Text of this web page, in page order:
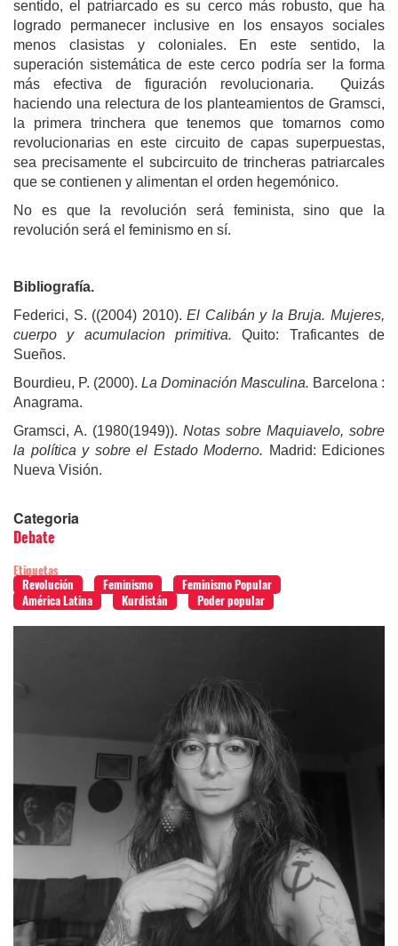
sentido, el patriarcado es su cerco más robusto, que ha
logrado permanecer inclusive en los ensayos sociales
menos clasistas y coloniales. En este sentido, la
superación sistemática de este cerco podría ser la forma
más efectiva de figuración revolucionaria. Quizás
haciendo una relectura de los planteamientos de Gramsci,
la primera trinchera que tenemos que tomarnos como
revolucionarias en este circuito de capas superpuestas,
sea precisamente el subcircuito de trincheras patriarcales
que se contienen y alimentan el orden hegemónico.
No es que la revolución será feminista, sino que la
revolución será el feminismo en sí.
Bibliografía.
Federici, S. ((2004) 2010).El Calibán y la Bruja. Mujeres,
cuerpo y acumulacion primitiva. Quito: Traficantes de
Sueños.
Bourdieu, P. (2000). La Dominación Masculina. Barcelona :
Anagrama.
Gramsci, A. (1980(1949)). Notas sobre Maquiavelo, sobre
la política y sobre el Estado Moderno. Madrid: Ediciones
Nueva Visión.
Categoria
Debate
Etiquetas
Revolución
Feminismo
Feminismo Popular
América Latina
Kurdistán Poder popular